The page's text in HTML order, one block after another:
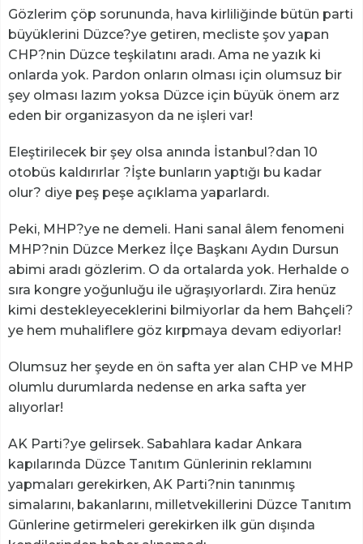
Gözlerim çöp sorununda, hava kirliliğinde bütün parti
büyüklerini Düzce?ye getiren, mecliste şov yapan
CHP?nin Düzce teşkilatını aradı. Ama ne yazık ki
onlarda yok. Pardon onların olması için olumsuz bir
şey olması lazım yoksa Düzce için büyük önem arz
eden bir organizasyon da ne işleri var!
Eleştirilecek bir şey olsa anında İstanbul?dan 10
otobüs kaldırırlar ?İşte bunların yaptığı bu kadar
olur? diye peş peşe açıklama yaparlardı.
Peki, MHP?ye ne demeli. Hani sanal âlem fenomeni
MHP?nin Düzce Merkez İlçe Başkanı Aydın Dursun
abimi aradı gözlerim. O da ortalarda yok. Herhalde o
sıra kongre yoğunluğu ile uğraşıyorlardı. Zira henüz
kimi destekleyeceklerini bilmiyorlar da hem Bahçeli?
ye hem muhaliflere göz kırpmaya devam ediyorlar!
Olumsuz her şeyde en ön safta yer alan CHP ve MHP
olumlu durumlarda nedense en arka safta yer
alıyorlar!
AK Parti?ye gelirsek. Sabahlara kadar Ankara
kapılarında Düzce Tanıtım Günlerinin reklamını
yapmaları gerekirken, AK Parti?nin tanınmış
simalarını, bakanlarını, milletvekillerini Düzce Tanıtım
Günlerine getirmeleri gerekirken ilk gün dışında